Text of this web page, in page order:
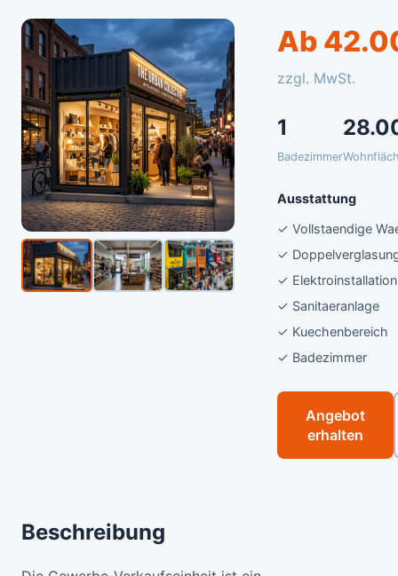
Ab
zzgl. MwSt.
1
Badezimmer
Ausstattung
✓ Vollstaendige
✓
✓ Elektroinstallation
✓ Sanitaeranlage
✓ Kuechenbereich
✓ Badezimmer
Angebot
erhalten
Beschreibung